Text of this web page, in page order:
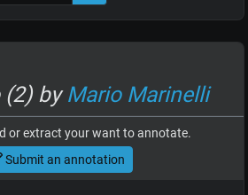
(2) byMario Marinelli
or extract your want to annotate.
Submit an annotation